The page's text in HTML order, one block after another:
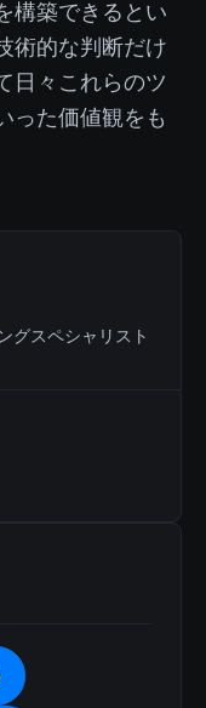
構築できるとい
術的な判断だけ
日々これらのツ
った価値観をも
グスペシャリスト